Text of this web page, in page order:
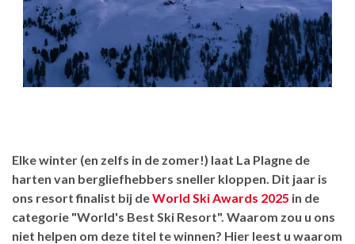
Elke winter (en zelfs in de zomer!) laat La Plagne de
harten van bergliefhebbers sneller kloppen. Dit jaar is
ons resort finalist bij deWorld Ski Awards 2025 in de
categorie "World's Best Ski Resort". Waarom zou u ons
niet helpen om deze titel te winnen? Hier leest u waarom